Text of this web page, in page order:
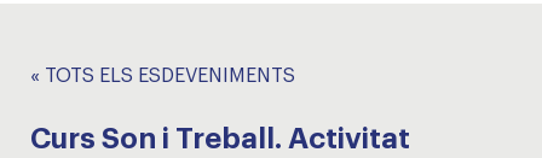
« TOTS ELS ESDEVENIMENTS
Curs Son i Treball. Activitat